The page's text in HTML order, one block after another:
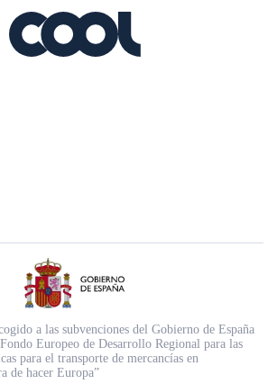
a las subvenciones del Gobierno de España
Europeo de Desarrollo Regional para las
para el transporte de mercancías en
de hacer Europa”